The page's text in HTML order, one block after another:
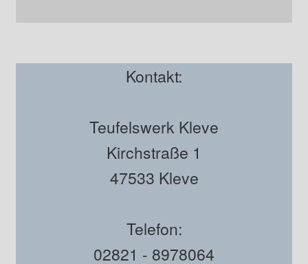
Kontakt:
Teufelswerk Kleve
Kirchstraße 1
47533 Kleve
Telefon:
02821 - 8978064